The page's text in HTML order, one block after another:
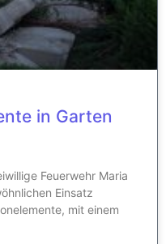
in Garten
Feuerwehr Maria
Einsatz
mit einem